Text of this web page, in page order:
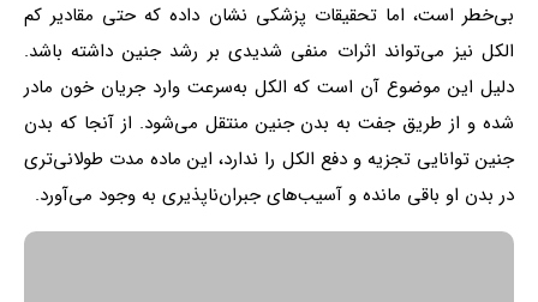
بی‌خطر است، اما تحقیقات پزشکی نشان داده که حتی مقادیر کم
الکل نیز می‌تواند اثرات منفی شدیدی بر رشد جنین داشته باشد.
دلیل این موضوع آن است که الکل به‌سرعت وارد جریان خون مادر
شده و از طریق جفت به بدن جنین منتقل می‌شود. از آنجا که بدن
جنین توانایی تجزیه و دفع الکل را ندارد، این ماده مدت طولانی‌تری
در بدن او باقی مانده و آسیب‌های جبران‌ناپذیری به وجود می‌آورد.